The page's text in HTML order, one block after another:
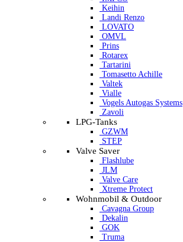
Keihin
Landi Renzo
LOVATO
OMVL
Prins
Rotarex
Tartarini
Tomasetto Achille
Valtek
Vialle
Vogels Autogas Systems
Zavoli
LPG-Tanks
GZWM
STEP
Valve Saver
Flashlube
JLM
Valve Care
Xtreme Protect
Wohnmobil & Outdoor
Cavagna Group
Dekalin
GOK
Truma